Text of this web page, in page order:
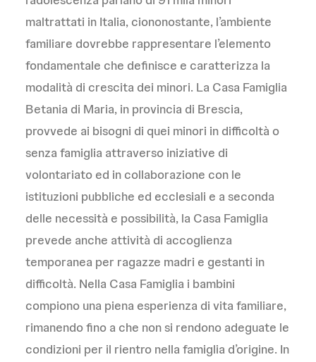
maltrattati in Italia, ciononostante, l’ambiente
familiare dovrebbe rappresentare l’elemento
fondamentale che definisce e caratterizza la
modalità di crescita dei minori. La Casa Famiglia
Betania di Maria, in provincia di Brescia,
provvede ai bisogni di quei minori in difficoltà o
senza famiglia attraverso iniziative di
volontariato ed in collaborazione con le
istituzioni pubbliche ed ecclesiali e a seconda
delle necessità e possibilità, la Casa Famiglia
prevede anche attività di accoglienza
temporanea per ragazze madri e gestanti in
difficoltà. Nella Casa Famiglia i bambini
compiono una piena esperienza di vita familiare,
rimanendo fino a che non si rendono adeguate le
condizioni per il rientro nella famiglia d’origine. In